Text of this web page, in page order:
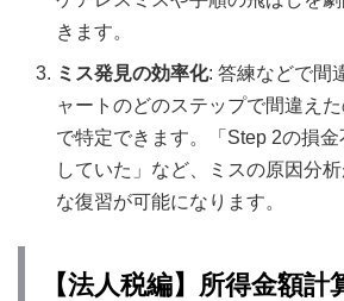
きます。
ミス発見の効率化: 答練などで間
ャートのどのステップで間違え
で特定できます。「Step 2の損
していた」など、ミスの原因分
な復習が可能になります。
【法人税編】所得金額計